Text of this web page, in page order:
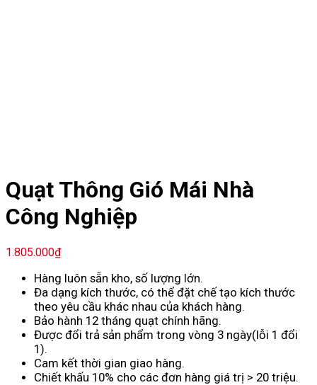
Quạt Thông Gió Mái Nhà
Công Nghiệp
1.805.000₫
Hàng luôn sẵn kho, số lượng lớn.
Đa dạng kích thước, có thể đặt chế tạo kích thước
theo yêu cầu khác nhau của khách hàng.
Bảo hành 12 tháng quạt chính hãng.
Được đổi trả sản phẩm trong vòng 3 ngày(lỗi 1 đổi
1).
Cam kết thời gian giao hàng.
Chiết khấu 10% cho các đơn hàng giá trị > 20 triệu.